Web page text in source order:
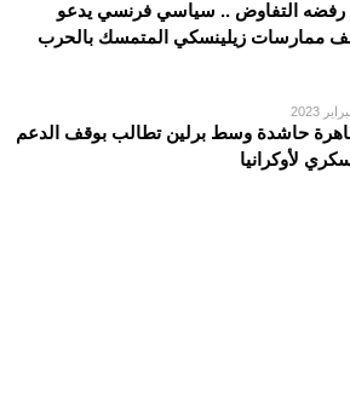
رفضه التفاوض .. سياسي فرنسي يدعو
ممارسات زيلينسكي المتمسك بالحرب
حاشدة وسط برلين تطالب بوقف الدعم
لأوكرانيا